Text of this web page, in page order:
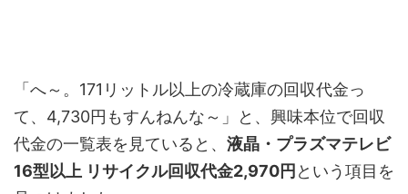
「へ～。171リットル以上の冷蔵庫の回収代金っ
て、4,730円もすんねんな～」と、興味本位で回収
代金の一覧表を見ていると、 液晶・プラズマテレビ
16型以上 リサイクル回収代金2,970円 という項目を